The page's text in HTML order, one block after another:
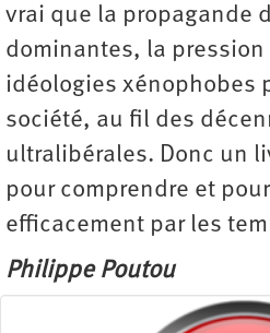
vrai que la propagande
dominantes, la pression
idéologies xénophobes
société, au fil des
ultralibérales. Donc un
pour comprendre et
efficacement par les
Philippe Poutou